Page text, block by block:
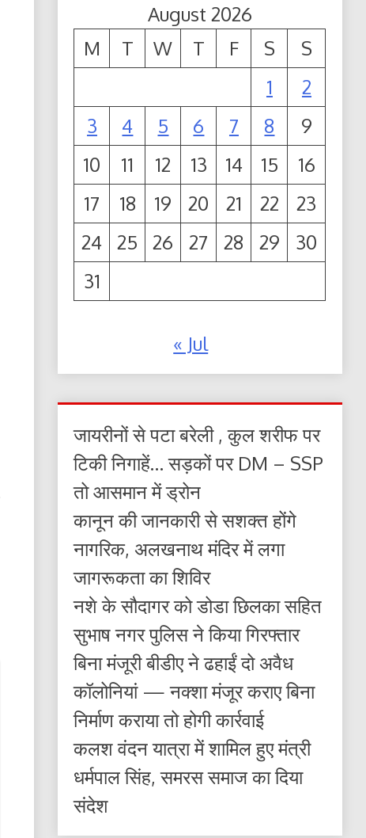
August 2026
M
T W T F S
S
1
2
3
4 5 6 7 8
9
10
11 12 13 14 15
16
17
18 19 20 21 22
23
24
25 26 27 28 29
30
31
« Jul
जायरीनों से पटा बरेली , कुल शरीफ पर
टिकी निगाहें… सड़कों पर DM – SSP
तो आसमान में ड्रोन
कानून की जानकारी से सशक्त होंगे
नागरिक, अलखनाथ मंदिर में लगा
जागरूकता का शिविर
नशे के सौदागर को डोडा छिलका सहित
सुभाष नगर पुलिस ने किया गिरफ्तार
बिना मंजूरी बीडीए ने ढहाईं दो अवैध
कॉलोनियां — नक्शा मंजूर कराए बिना
निर्माण कराया तो होगी कार्रवाई
कलश वंदन यात्रा में शामिल हुए मंत्री
धर्मपाल सिंह, समरस समाज का दिया
संदेश